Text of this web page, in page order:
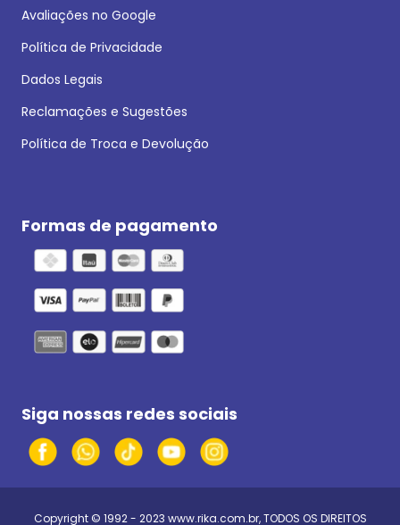
Avaliações no Google
Política de Privacidade
Dados Legais
Reclamações e Sugestões
Política de Troca e Devolução
Formas de pagamento
Siga nossas redes sociais
Copyright © 1992 - 2023 www.rika.com.br, TODOS OS DIREITOS